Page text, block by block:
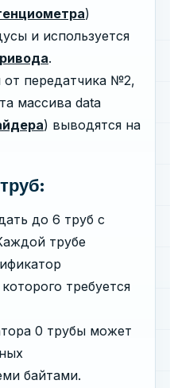
)
и используется
.
передатчика №2,
массива data
) выводятся на
до 6 труб с
трубе
требуется
0 трубы может
байтами.